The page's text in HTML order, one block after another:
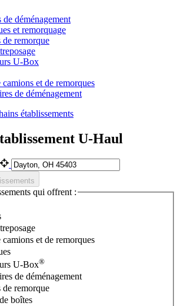
de déménagement
et remorquage
de remorque
U-Box
camions et de remorques
de déménagement
établissements
U-Haul
qui offrent :
camions et de remorques
U-Box®
de déménagement
de remorque
boîtes